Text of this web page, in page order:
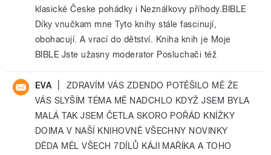
klasické Česke pohádky i Neználkovy příhody.BIBLE
Díky vnučkam mne Tyto knihy stále fascinují,
obohacují. A vrací do dětství. Kniha knih je Moje
BIBLE Jste užasny moderator Posluchači též
EVA
ZDRAVÍM VÁS ZDENDO POTĚŠILO MĚ ŽE
VÁS SLYŠÍM TÉMA MĚ NADCHLO KDYŽ JSEM BYLA
MALÁ TAK JSEM ČETLA SKORO POŘÁD KNÍŽKY
DOIMA V NAŠÍ KNIHOVNĚ VŠECHNY NOVINKY
DĚDA MĚL VŠECH 7DÍLŮ KÁJI MAŘÍKA A TOHO